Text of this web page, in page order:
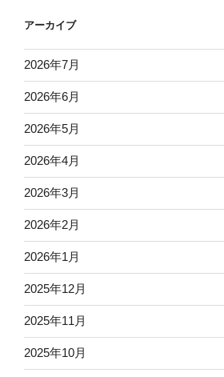
アーカイブ
2026年7月
2026年6月
2026年5月
2026年4月
2026年3月
2026年2月
2026年1月
2025年12月
2025年11月
2025年10月